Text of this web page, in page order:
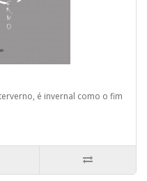
é invernal como o fim